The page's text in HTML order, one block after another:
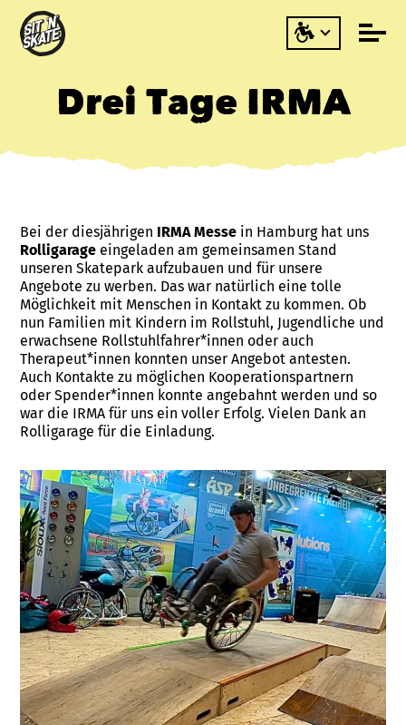
Drei Tage IRMA
Bei der diesjährigen IRMA Messe in Hamburg hat uns
Rolligarage eingeladen am gemeinsamen Stand
unseren Skatepark aufzubauen und für unsere
Angebote zu werben. Das war natürlich eine tolle
Möglichkeit mit Menschen in Kontakt zu kommen. Ob
nun Familien mit Kindern im Rollstuhl, Jugendliche und
erwachsene Rollstuhlfahrer*innen oder auch
Therapeut*innen konnten unser Angebot antesten.
Auch Kontakte zu möglichen Kooperationspartnern
oder Spender*innen konnte angebahnt werden und so
war die IRMA für uns ein voller Erfolg. Vielen Dank an
Rolligarage für die Einladung.